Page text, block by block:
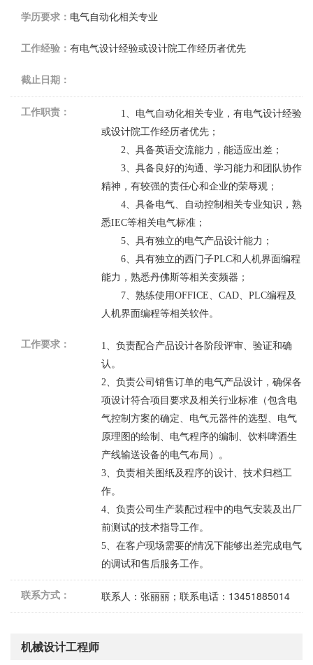
学历要求： 电气自动化相关专业
工作经验： 有电气设计经验或设计院工作经历者优先
截止日期：
工作职责： 1、电气自动化相关专业，有电气设计经验
或设计院工作经历者优先；
2、具备英语交流能力，能适应出差；
3、具备良好的沟通、学习能力和团队协作
精神，有较强的责任心和企业的荣辱观；
4、具备电气、自动控制相关专业知识，熟
悉IEC等相关电气标准；
5、具有独立的电气产品设计能力；
6、具有独立的西门子PLC和人机界面编程
能力，熟悉丹佛斯等相关变频器；
7、熟练使用OFFICE、 CAD、 PLC编程及
人机界面编程等相关软件。
工作要求： 1、负责配合产品设计各阶段评审、验证和确
认。
2、负责公司销售订单的电气产品设计，确保各
项设计符合项目要求及相关行业标准（包含电
气控制方案的确定、电气元器件的选型、电气
原理图的绘制、电气程序的编制、饮料啤酒生
产线输送设备的电气布局）。
3、负责相关图纸及程序的设计、技术归档工
作。
4、负责公司生产装配过程中的电气安装及出厂
前测试的技术指导工作。
5、在客户现场需要的情况下能够出差完成电气
的调试和售后服务工作。
联系方式： 联系人：张丽丽；联系电话：13451885014
机械设计工程师